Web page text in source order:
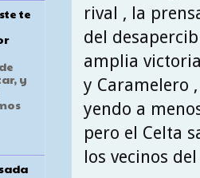
rival , la
del
amplia
y Caramelero
yendo a
pero el Celta
los vecinos
te
y